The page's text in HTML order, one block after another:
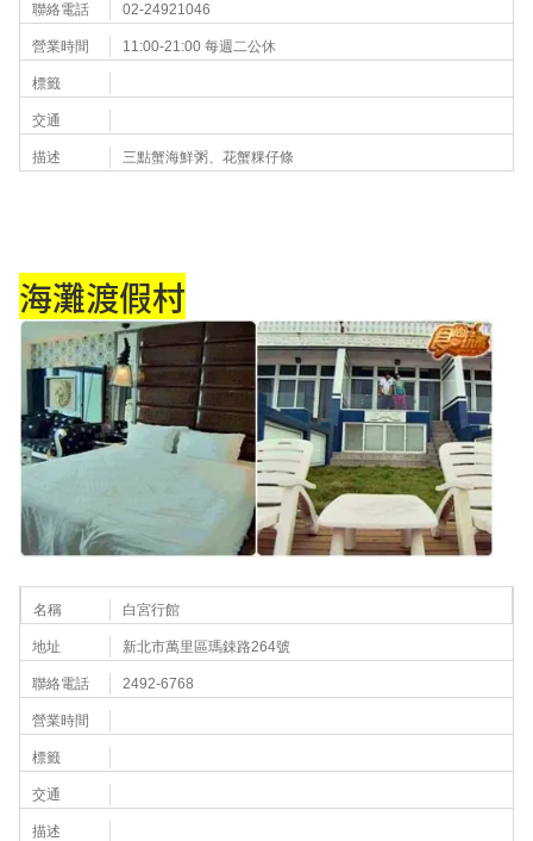
聯絡電話 02-24921046
營業時間 11:00-21:00 每週二公休
標籤
交通
描述 三點蟹海鮮粥、花蟹粿仔條
海灘渡假村
名稱 白宮行館
地址 新北市萬里區瑪鋉路264號
聯絡電話 2492-6768
營業時間
標籤
交通
描述